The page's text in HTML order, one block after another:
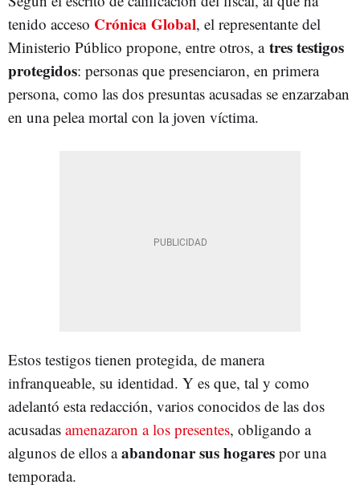
tenido acceso Crónica Global, el representante del
Ministerio Público propone, entre otros, a tres testigos
protegidos: personas que presenciaron, en primera
persona, como las dos presuntas acusadas se enzarzaban
en una pelea mortal con la joven víctima.
Estos testigos tienen protegida, de manera
infranqueable, su identidad. Y es que, tal y como
adelantó esta redacción, varios conocidos de las dos
acusadas amenazaron a los presentes, obligando a
algunos de ellos aabandonar sus hogares por una
temporada.